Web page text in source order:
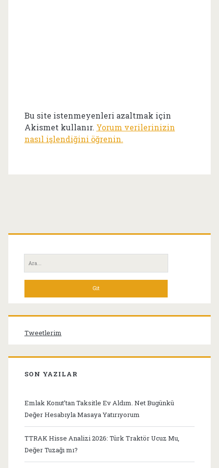
Bu site istenmeyenleri azaltmak için
Akismet kullanır. Yorum verilerinizin
nasıl işlendiğini öğrenin.
Birincil
Yan
Menü
Ara:
Tweetlerim
SON YAZILAR
Emlak Konut’tan Taksitle Ev Aldım. Net Bugünkü
Değer Hesabıyla Masaya Yatırıyorum
TTRAK Hisse Analizi 2026: Türk Traktör Ucuz Mu,
Değer Tuzağı mı?